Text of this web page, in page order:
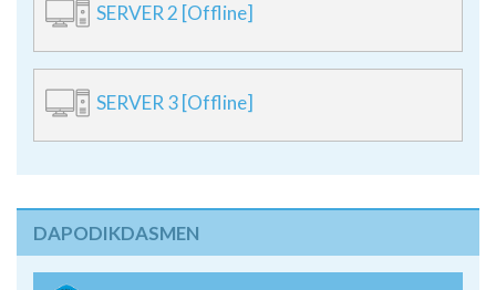
SERVER 2 [Offline]
SERVER 3 [Offline]
DAPODIKDASMEN